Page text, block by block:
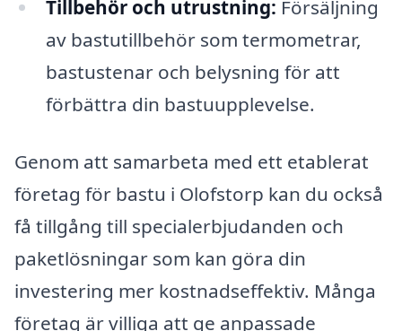
Tillbehör och utrustning: Försäljning
av bastutillbehör som termometrar,
bastustenar och belysning för att
förbättra din bastuupplevelse.
Genom att samarbeta med ett etablerat
företag för bastu i Olofstorp kan du också
få tillgång till specialerbjudanden och
paketlösningar som kan göra din
investering mer kostnadseffektiv. Många
företag är villiga att ge anpassade